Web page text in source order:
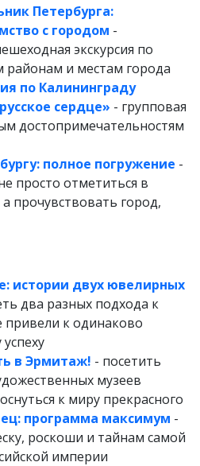
Петербурга:
с городом -
экскурсия по
и местам города
по Калининграду
сердце» - групповая
достопримечательностям
полное погружение -
просто отметиться в
прочувствовать город,
истории двух ювелирных
два разных подхода к
привели к одинаково
в Эрмитаж! - посетить
музеев
к миру прекрасного
программа максимум -
роскоши и тайнам самой
империи